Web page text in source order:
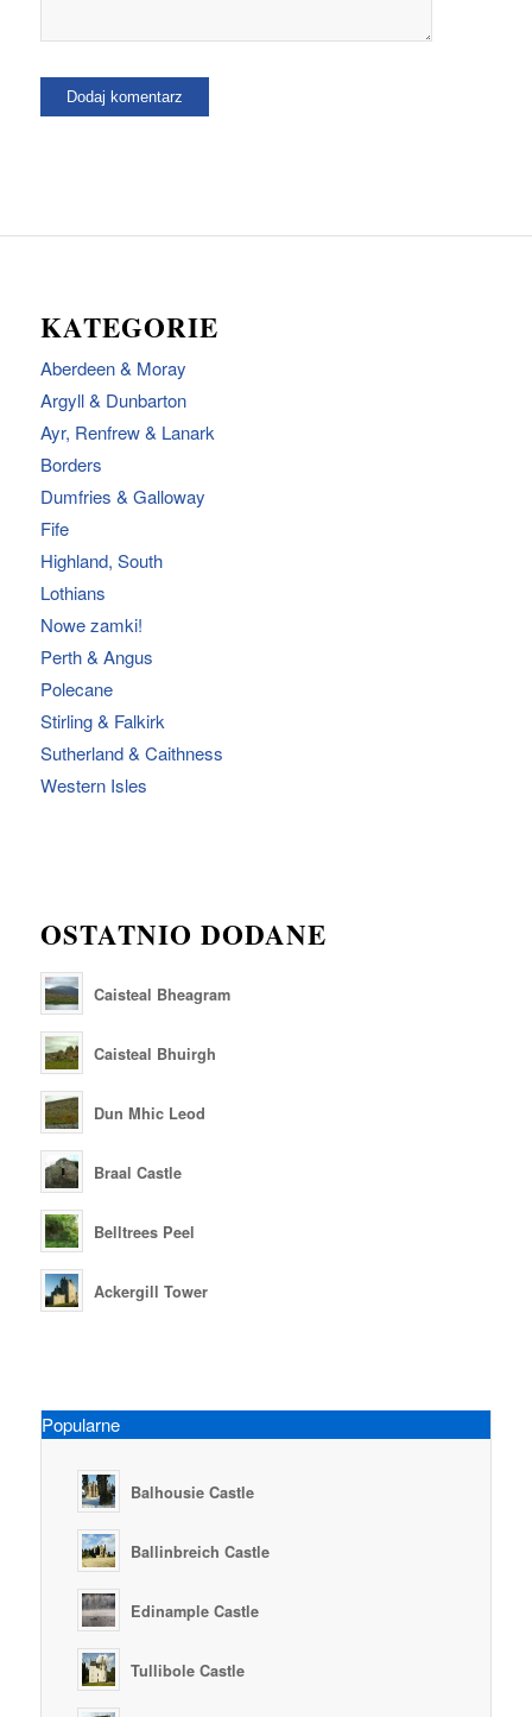
KATEGORIE
Aberdeen & Moray
Argyll & Dunbarton
Ayr, Renfrew & Lanark
Borders
Dumfries & Galloway
Fife
Highland, South
Lothians
Nowe zamki!
Perth & Angus
Polecane
Stirling & Falkirk
Sutherland & Caithness
Western Isles
OSTATNIO DODANE
Caisteal Bheagram
Caisteal Bhuirgh
Dun Mhic Leod
Braal Castle
Belltrees Peel
Ackergill Tower
Popularne
Balhousie Castle
Ballinbreich Castle
Edinample Castle
Tullibole Castle